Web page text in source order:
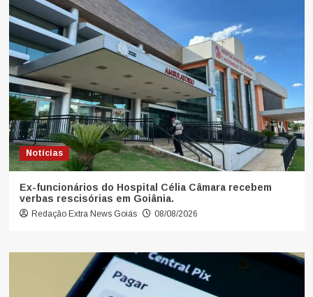
Notícias
Ex-funcionários do Hospital Célia Câmara recebem
verbas rescisórias em Goiânia.
Redação Extra News Goiás 08/08/2026